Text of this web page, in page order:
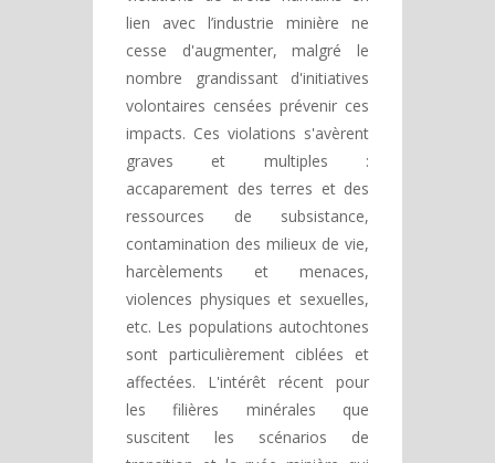
lien avec l’industrie minière ne
cesse d'augmenter, malgré le
nombre grandissant d'initiatives
volontaires censées prévenir ces
impacts. Ces violations s'avèrent
graves et multiples :
accaparement des terres et des
ressources de subsistance,
contamination des milieux de vie,
harcèlements et menaces,
violences physiques et sexuelles,
etc. Les populations autochtones
sont particulièrement ciblées et
affectées. L'intérêt récent pour
les filières minérales que
suscitent les scénarios de